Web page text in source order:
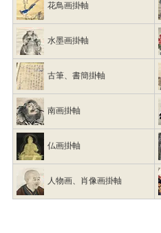
花鳥画掛軸
水墨画掛軸
古筆、書簡掛軸
南画掛軸
仏画掛軸
人物画、肖像画掛軸